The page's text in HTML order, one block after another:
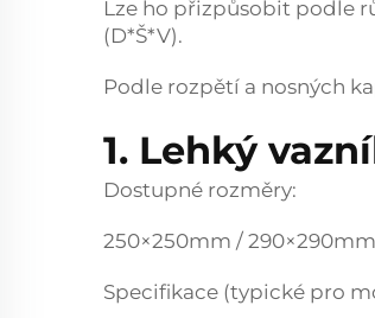
Lze ho přizpůsobit podle
(D*Š*V).
Podle rozpětí a nosných
1. Lehký
Dostupné rozměry:
250×250mm /
Specifikace (typické pro